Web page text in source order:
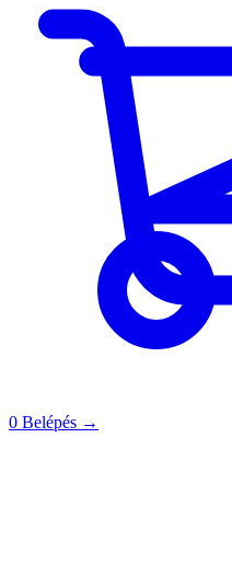
0 Belépés →